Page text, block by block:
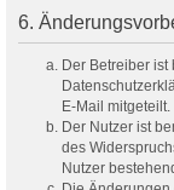
6.
Der Betreiber
E-Mail mitgeteilt.
Der Nutzer ist
des
Nutzer